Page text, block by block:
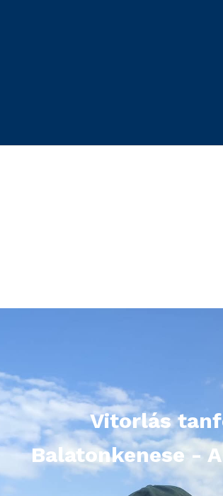
Vitorlás
Balatonkenese -